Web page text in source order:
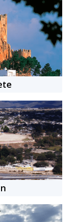
Ver más
$769.00 MXN